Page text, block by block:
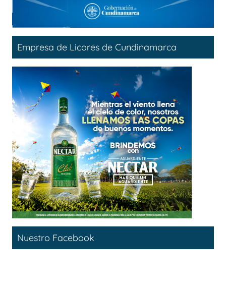
Empresa de Licores de Cundinamarca
Nuestro Facebook